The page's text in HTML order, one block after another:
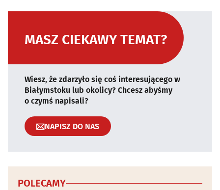
MASZ CIEKAWY TEMAT?
Wiesz, że zdarzyło się coś interesującego w
Białymstoku lub okolicy? Chcesz abyśmy
o czymś napisali?
NAPISZ DO NAS
POLECAMY